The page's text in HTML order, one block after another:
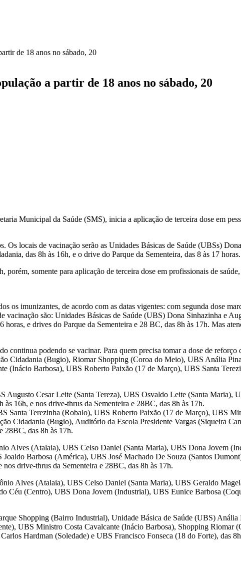
de 18 anos no sábado, 20
a partir de 18 anos no sábado, 20
Municipal da Saúde (SMS), inicia a aplicação de terceira dose em
Os locais de vacinação serão as Unidades Básicas de Saúde (UBSs)
das 8h às 16h, e o drive do Parque da Sementeira, das 8 às 17 horas.
porém, somente para aplicação de terceira dose em profissionais de
os imunizantes, de acordo com as datas vigentes: com segunda dose
vacinação são: Unidades Básicas de Saúde (UBS) Dona Sinhazinha e
e drives do Parque da Sementeira e 28 BC, das 8h às 17h. Mas
continua podendo se vacinar. Para quem precisa tomar a dose de
Cidadania (Bugio), Riomar Shopping (Coroa do Meio), UBS Anália
(Inácio Barbosa), UBS Roberto Paixão (17 de Março), UBS Santa
Augusto Cesar Leite (Santa Tereza), UBS Osvaldo Leite (Santa
16h, e nos drive-thrus da Sementeira e 28BC, das 8h às 17h.
Santa Terezinha (Robalo), UBS Roberto Paixão (17 de Março), UBS
Cidadania (Bugio), Auditório da Escola Presidente Vargas (Siqueira
28BC, das 8h às 17h.
Alves (Atalaia), UBS Celso Daniel (Santa Maria), UBS Dona Jovem
Barbosa (América), UBS José Machado De Souza (Santos
drive-thrus da Sementeira e 28BC, das 8h às 17h.
Alves (Atalaia), UBS Celso Daniel (Santa Maria), UBS Geraldo
(Centro), UBS Dona Jovem (Industrial), UBS Eunice Barbosa
Shopping (Bairro Industrial), Unidade Básica de Saúde (UBS)
UBS Ministro Costa Cavalcante (Inácio Barbosa), Shopping
Hardman (Soledade) e UBS Francisco Fonseca (18 do Forte), das